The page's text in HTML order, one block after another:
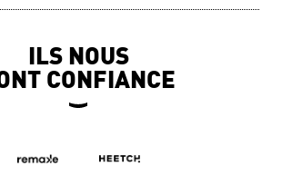
ILS NOUS
CONFIANCE